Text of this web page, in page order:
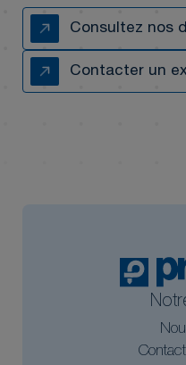
Consultez nos
Contacter un